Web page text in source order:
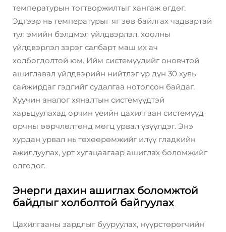
температурын тогтворжилтыг хангаж өгдөг.
Эдгээр нь температурыг яг зөв байлгах чадвартай
тул эмийн бэлдмэл үйлдвэрлэл, хоолны
үйлдвэрлэл зэрэг салбарт маш их ач
холбогдолтой юм. Ийм системүүдийг оновчтой
ашиглавал үйлдвэрийн нийтлэг үр дүн 30 хувь
сайжирдаг гэдгийг судалгаа нотолсон байдаг.
Хуучин аналог хяналтын системүүдтэй
харьцуулахад орчин үеийн цахилгаан системүүд
орчны өөрчлөлтөнд мөгц урвал үзүүлдэг. Энэ
хурдан урвал нь төхөөрөмжийг илүү гладкийн
ажиллуулах, урт хугацаагаар ашиглах боломжийг
олгодог.
Энерги дахин ашиглах боломжтой
байдлыг холболтой байгуулах
Цахилгааны зардлыг бууруулах, нүүрстөрөгчийн